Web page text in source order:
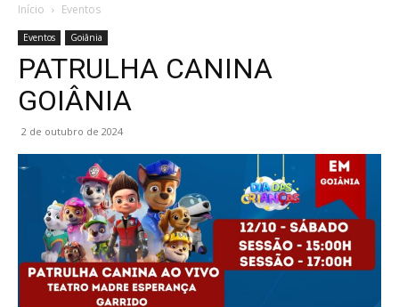
Início Eventos
Eventos Goiânia
PATRULHA CANINA
GOIÂNIA
2 de outubro de 2024